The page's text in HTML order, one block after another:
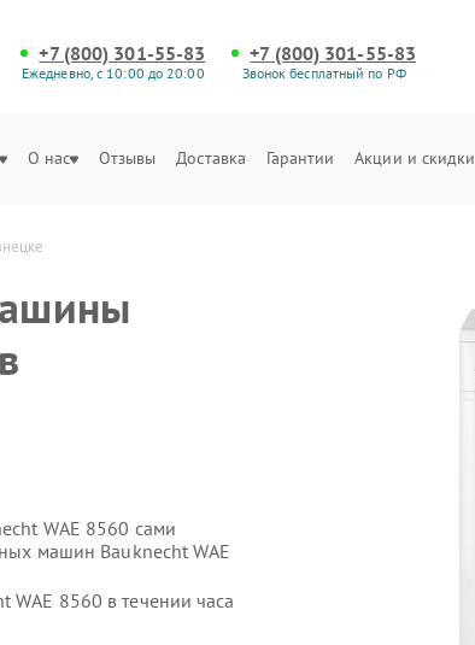
+7 (800) 301-55-83
Ежедневно, с 10:00 до 20:00
+7 (800) 301-55-83
Звонок бесплатный по РФ
О нас Отзывы Доставка Гарантии Акции и скидки
WAE 8560 сами
машин Bauknecht WAE
8560 в течении часа